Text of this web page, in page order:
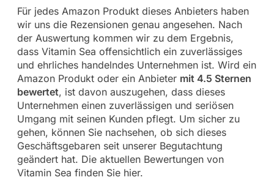
Für jedes Amazon Produkt dieses Anbieters haben
wir uns die Rezensionen genau angesehen. Nach
der Auswertung kommen wir zu dem Ergebnis,
dass Vitamin Sea offensichtlich ein zuverlässiges
und ehrliches handelndes Unternehmen ist. Wird ein
Amazon Produkt oder ein Anbieter mit 4.5 Sternen
bewertet, ist davon auszugehen, dass dieses
Unternehmen einen zuverlässigen und seriösen
Umgang mit seinen Kunden pflegt. Um sicher zu
gehen, können Sie nachsehen, ob sich dieses
Geschäftsgebaren seit unserer Begutachtung
geändert hat. Die aktuellen Bewertungen von
Vitamin Sea finden Sie hier.